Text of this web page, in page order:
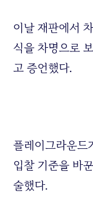
이날 재판에서
식을 차명으로
고 증언했다.
플레이그라운드
입찰 기준을 바
술했다.